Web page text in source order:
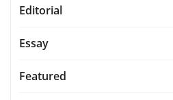
Editorial
Essay
Featured